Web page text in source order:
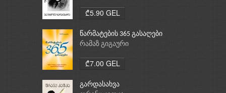
₾5.90 GEL
წარმატების 365 გასაღები
რამაზ გიგაური
₾7.00 GEL
გარდასახვა